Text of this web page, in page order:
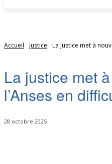
Accueil justice La justice met à
La justice met
l’Anses en
28 octobre 2025